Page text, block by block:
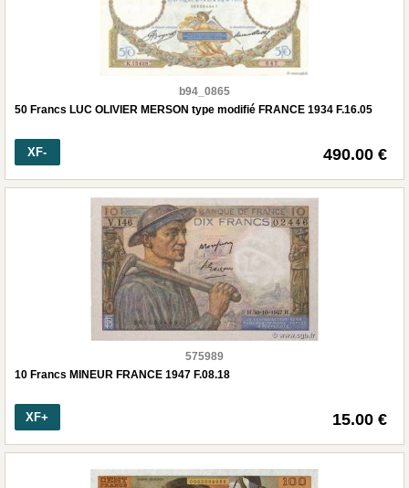
b94_0865
50 Francs LUC OLIVIER MERSON type modifié FRANCE 1934 F.16.05
XF- 490.00 €
575989
10 Francs MINEUR FRANCE 1947 F.08.18
XF+ 15.00 €